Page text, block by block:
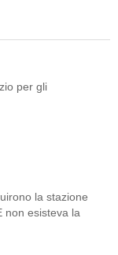
per gli
la stazione
non esisteva la